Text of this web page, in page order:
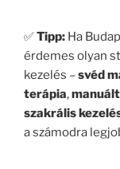
✅Tipp: Ha
érdemes olyan
kezelés –svéd
terápia,
szakrális
a számodra